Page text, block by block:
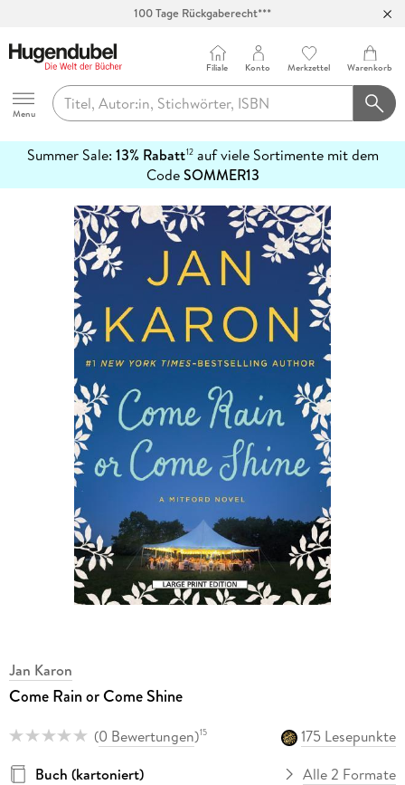
100 Tage Rückgaberecht***
Hugendubel
Menu
Filiale Konto Merkzettel Warenkorb
Summer Sale: 13% Rabatt12auf viele Sortimente mit dem
CodeSOMMER13
erfahren
Jan Karon
Come Rain or Come Shine
(0 Bewertungen)15
175 Lesepunkte
Buch (kartoniert)
Alle 2 Formate